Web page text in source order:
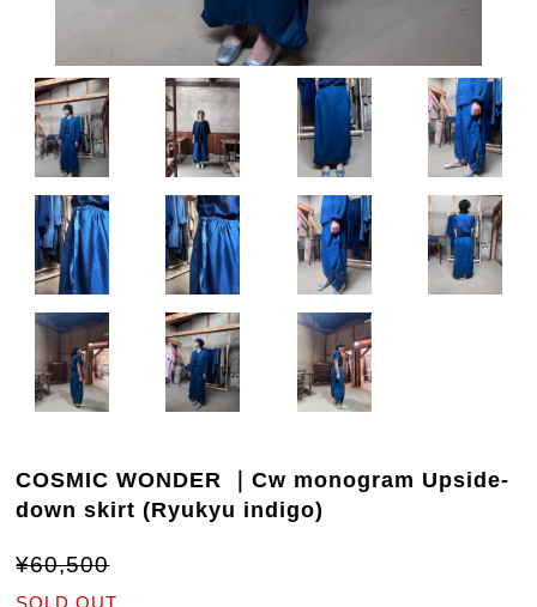
COSMIC WONDER ｜Cw monogram Upside-
down skirt (Ryukyu indigo)
¥60,500
SOLD OUT